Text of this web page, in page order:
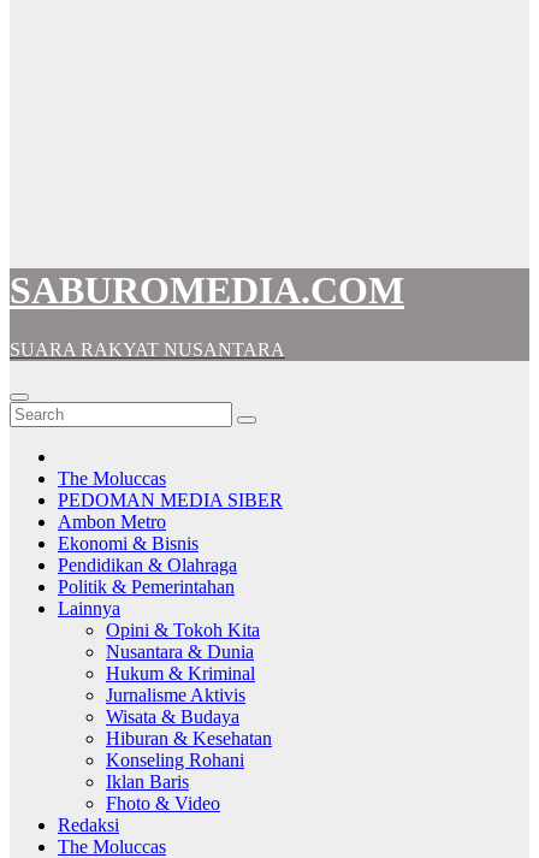
SABUROMEDIA.COM
SUARA RAKYAT NUSANTARA
The Moluccas
PEDOMAN MEDIA SIBER
Ambon Metro
Ekonomi & Bisnis
Pendidikan & Olahraga
Politik & Pemerintahan
Lainnya
Opini & Tokoh Kita
Nusantara & Dunia
Hukum & Kriminal
Jurnalisme Aktivis
Wisata & Budaya
Hiburan & Kesehatan
Konseling Rohani
Iklan Baris
Fhoto & Video
Redaksi
The Moluccas